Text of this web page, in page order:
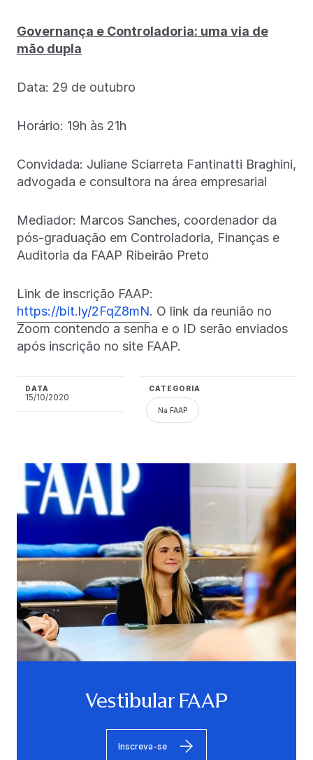
Governança e Controladoria: uma via de
mão dupla
Data: 29 de outubro
Horário: 19h às 21h
Convidada: Juliane Sciarreta Fantinatti Braghini,
advogada e consultora na área empresarial
Mediador: Marcos Sanches, coordenador da
pós-graduação em Controladoria, Finanças e
Auditoria da FAAP Ribeirão Preto
Link de inscrição FAAP:
https://bit.ly/2FqZ8mN. O link da reunião no
Zoom contendo a senha e o ID serão enviados
após inscrição no site FAAP.
DATA
15/10/2020
CATEGORIA
Na FAAP
Vestibular FAAP
Inscreva-se